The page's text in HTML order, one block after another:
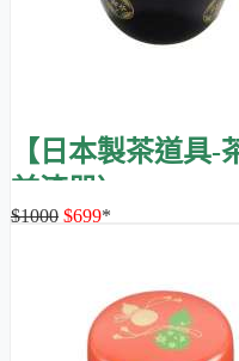
脂製的茶筒，則平滑無縫
越前漆器
【日本製茶道具
前漆器）
$1000 $699*